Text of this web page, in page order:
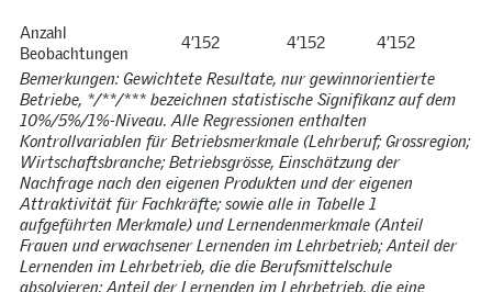
Anzahl
Beobachtungen
4’152 4’152
4’152
Bemerkungen: Gewichtete Resultate, nur gewinnorientierte
Betriebe, */**/*** bezeichnen statistische Signifikanz auf dem
10%/5%/1%-Niveau. Alle Regressionen enthalten
Kontrollvariablen für Betriebsmerkmale (Lehrberuf; Grossregion;
Wirtschaftsbranche; Betriebsgrösse, Einschätzung der
Nachfrage nach den eigenen Produkten und der eigenen
Attraktivität für Fachkräfte; sowie alle in Tabelle 1
aufgeführten Merkmale) und Lernendenmerkmale (Anteil
Frauen und erwachsener Lernenden im Lehrbetrieb; Anteil der
Lernenden im Lehrbetrieb, die die Berufsmittelschule
absolvieren; Anteil der Lernenden im Lehrbetrieb, die eine